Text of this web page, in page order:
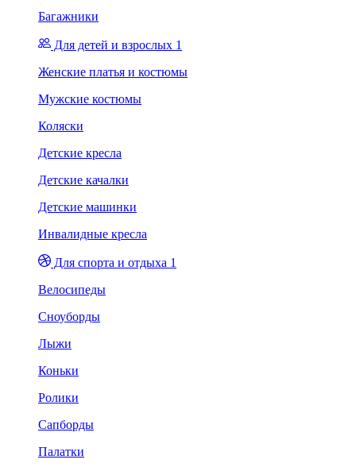
Багажники
Для детей и взрослых 1
Женские платья и костюмы
Мужские костюмы
Коляски
Детские кресла
Детские качалки
Детские машинки
Инвалидные кресла
Для спорта и отдыха 1
Велосипеды
Сноуборды
Лыжи
Коньки
Ролики
Сапборды
Палатки